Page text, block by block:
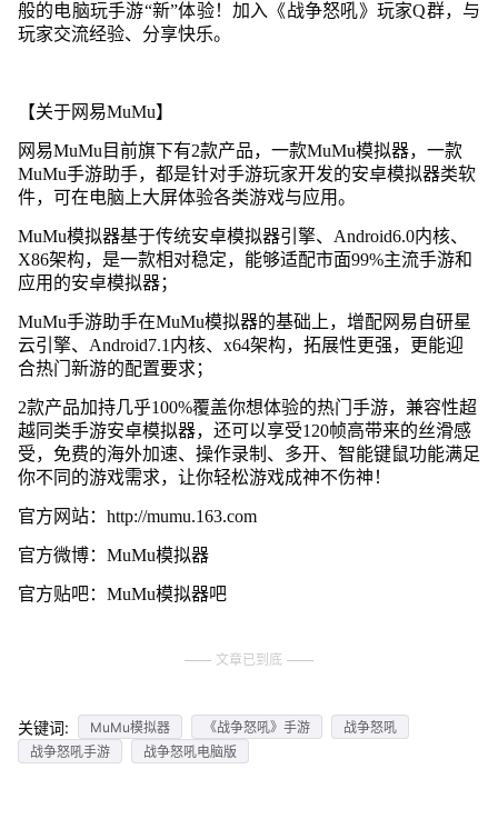
般的电脑玩手游“新”体验！加入《战争怒吼》玩家Q群，与
玩家交流经验、分享快乐。
【关于网易MuMu】
网易MuMu目前旗下有2款产品，一款MuMu模拟器，一款
MuMu手游助手，都是针对手游玩家开发的安卓模拟器类软
件，可在电脑上大屏体验各类游戏与应用。
MuMu模拟器基于传统安卓模拟器引擎、Android6.0内核、
X86架构，是一款相对稳定，能够适配市面99%主流手游和
应用的安卓模拟器；
MuMu手游助手在MuMu模拟器的基础上，增配网易自研星
云引擎、Android7.1内核、x64架构，拓展性更强，更能迎
合热门新游的配置要求；
2款产品加持几乎100%覆盖你想体验的热门手游，兼容性超
越同类手游安卓模拟器，还可以享受120帧高带来的丝滑感
受，免费的海外加速、操作录制、多开、智能键鼠功能满足
你不同的游戏需求，让你轻松游戏成神不伤神！
官方网站：http://mumu.163.com
官方微博：MuMu模拟器
官方贴吧：MuMu模拟器吧
文章已到底
关键词: MuMu模拟器 《战争怒吼》手游
战争怒吼
战争怒吼手游
战争怒吼电脑版